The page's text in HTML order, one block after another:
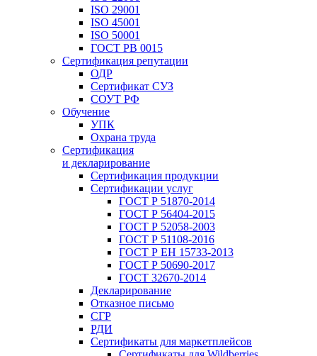
ISO 29001
ISO 45001
ISO 50001
ГОСТ РВ 0015
Сертификация репутации
ОДР
Сертификат СУЗ
СОУТ РФ
Обучение
УПК
Охрана труда
Сертификация
и декларирование
Сертификация продукции
Сертификации услуг
ГОСТ Р 51870-2014
ГОСТ Р 56404-2015
ГОСТ Р 52058-2003
ГОСТ Р 51108-2016
ГОСТ Р ЕН 15733-2013
ГОСТ Р 50690-2017
ГОСТ 32670-2014
Декларирование
Отказное письмо
СГР
РДИ
Сертификаты для маркетплейсов